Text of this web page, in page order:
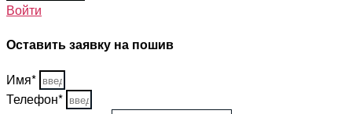
Войти
Оставить заявку на пошив
Имя*
Телефон*